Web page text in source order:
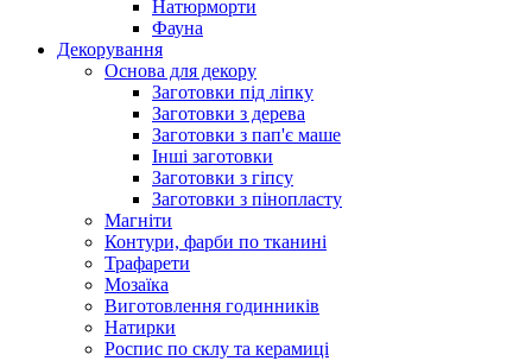
Натюрморти
Фауна
Декорування
Основа для декору
Заготовки під ліпку
Заготовки з дерева
Заготовки з пап'є маше
Інші заготовки
Заготовки з гіпсу
Заготовки з пінопласту
Магніти
Контури, фарби по тканині
Трафарети
Мозаїка
Виготовлення годинників
Натирки
Роспис по склу та керамиці